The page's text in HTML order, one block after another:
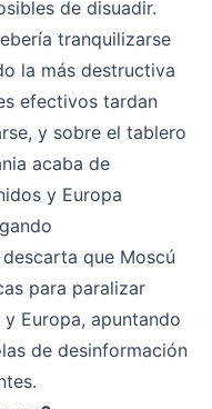
de disuadir.
tranquilizarse
la más destructiva
efectivos tardan
y sobre el tablero
acaba de
y Europa
que Moscú
para paralizar
Europa, apuntando
de desinformación